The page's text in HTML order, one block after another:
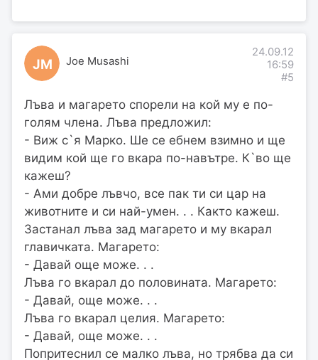
JM Joe Musashi
24.09.12
16:59
#5
Лъва и магарето спорели на кой му е по-
голям члена. Лъва предложил:
- Виж с`я Марко. Ше се ебнем взимно и ще
видим кой ще го вкара по-навътре. К`во ще
кажеш?
- Ами добре лъвчо, все пак ти си цар на
животните и си най-умен. . . Както кажеш.
Застанал лъва зад магарето и му вкарал
главичката. Магарето:
- Давай още може. . .
Лъва го вкарал до половината. Магарето:
- Давай, още може. . .
Лъва го вкарал целия. Магарето:
- Давай, още може. . .
Попритеснил се малко лъва, но трябва да си